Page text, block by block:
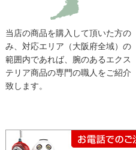
当店の商品を購入して頂いた方の
み、対応エリア（大阪府全域）の
範囲内であれば、腕のあるエクス
テリア商品の専門の職人をご紹介
致します。